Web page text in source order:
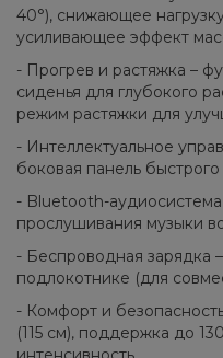
40°), снижающее
усиливающее эффект
- Прогрев и растяжка –
сиденья для глубокого
режим растяжки для
- Интеллектуальное
боковая панель
- Bluetooth-
прослушивания музыки
- Беспроводная зарядка
подлокотнике (для
- Комфорт и
(115 см), поддержка до